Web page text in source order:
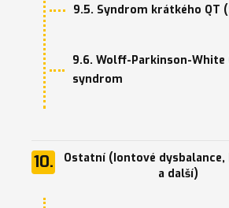
9.5. Syndrom krátkého QT
9.6. Wolff-Parkinson-White
syndrom
10.
Ostatní (Iontové
a další)